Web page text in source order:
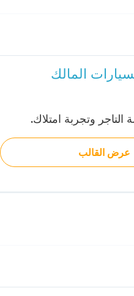
المالك
وتجربة امتلاك.
عرض القالب